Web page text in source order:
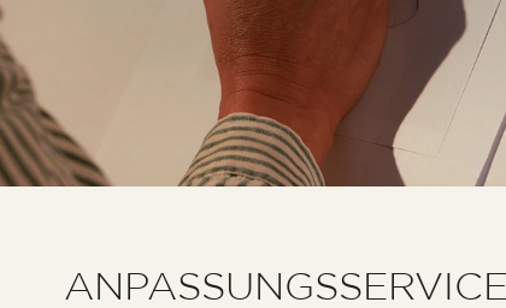
ANPASSUNGSSERVICE